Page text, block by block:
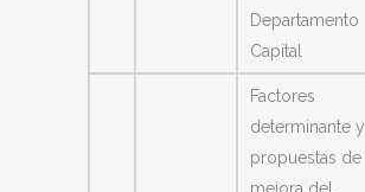
Departamento
Capital
Factores
determinante y
propuestas de